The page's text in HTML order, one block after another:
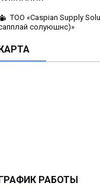
ТОО «Caspian Supply
солуюшнс)»
РАБОТЫ